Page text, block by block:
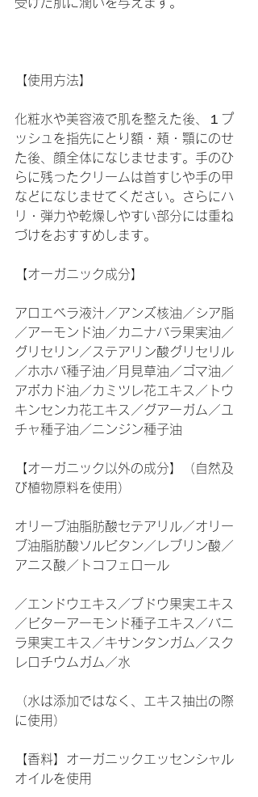
【使用方法】
化粧水や美容液で肌を整えた後、１プ
ッシュを指先にとり額・頬・顎にのせ
た後、顔全体になじませます。手のひ
らに残ったクリームは首すじや手の甲
などになじませてください。さらにハ
リ・弾力や乾燥しやすい部分には重ね
づけをおすすめします。
【オーガニック成分】
アロエベラ液汁／アンズ核油／シア脂
／アーモンド油／カニナバラ果実油／
グリセリン／ステアリン酸グリセリル
／ホホバ種子油／月見草油／ゴマ油／
アボカド油／カミツレ花エキス／トウ
キンセンカ花エキス／グアーガム／ユ
チャ種子油／ニンジン種子油
【オーガニック以外の成分】（自然及
び植物原料を使用）
オリーブ油脂肪酸セテアリル／オリー
ブ油脂肪酸ソルビタン／レブリン酸／
アニス酸／トコフェロール
／エンドウエキス／ブドウ果実エキス
／ビターアーモンド種子エキス／バニ
ラ果実エキス／キサンタンガム／スク
レロチウムガム／水
（水は添加ではなく、エキス抽出の際
に使用）
【香料】オーガニックエッセンシャル
オイルを使用